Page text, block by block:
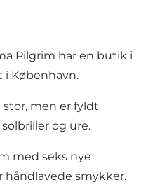
Pilgrim har en butik i
i København.
men er fyldt
og ure.
med seks nye
håndlavede smykker.